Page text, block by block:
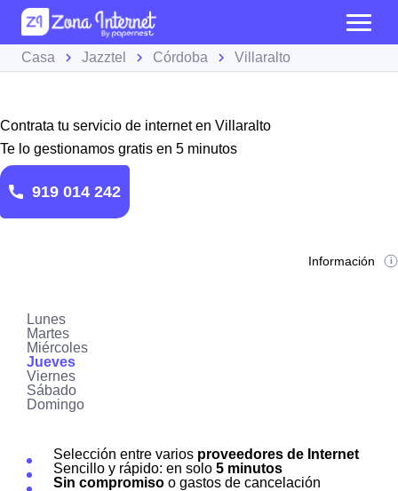
Casa Jazztel Córdoba Villaralto
Contrata tu servicio de internet en Villaralto
Te lo gestionamos gratis en 5 minutos
919 014 242
Información
Lunes
Martes
Miércoles
Jueves
Viernes
Sábado
Domingo
Selección entre varios proveedores de Internet
Sencillo y rápido: en solo 5 minutos
Sin compromiso o gastos de cancelación